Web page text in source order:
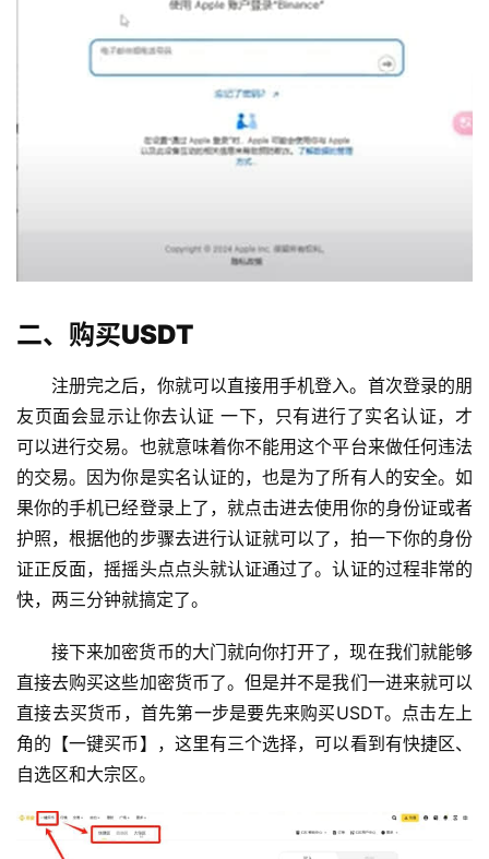
二、购买USDT
注册完之后，你就可以直接用手机登入。首次登录的朋
友页面会显示让你去认证 一下，只有进行了实名认证，才
可以进行交易。也就意味着你不能用这个平台来做任何违法
的交易。因为你是实名认证的，也是为了所有人的安全。如
果你的手机已经登录上了，就点击进去使用你的身份证或者
护照，根据他的步骤去进行认证就可以了，拍一下你的身份
证正反面，摇摇头点点头就认证通过了。认证的过程非常的
快，两三分钟就搞定了。
接下来加密货币的大门就向你打开了，现在我们就能够
直接去购买这些加密货币了。但是并不是我们一进来就可以
直接去买货币，首先第一步是要先来购买USDT。点击左上
角的【一键买币】，这里有三个选择，可以看到有快捷区、
自选区和大宗区。